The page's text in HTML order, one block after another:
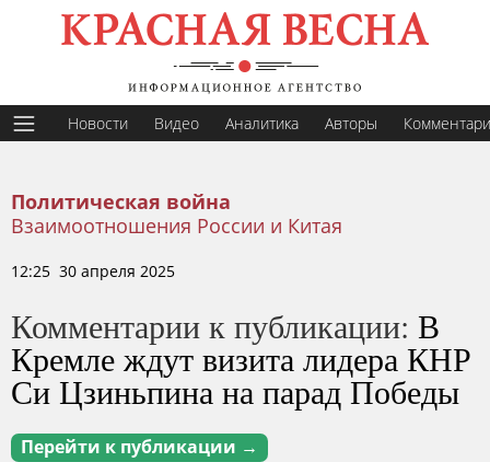
Новости Видео Аналитика Авторы
Политическая война
Взаимоотношения России и Китая
12:25 30 апреля 2025
Комментарии к публикации: В
Кремле ждут визита лидера КНР
Си Цзиньпина на парад Победы
Перейти к публикации →